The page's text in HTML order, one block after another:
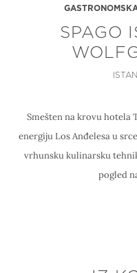
SPAGO
Smešten na krovu hotela
energiju Los Anđelesa u
vrhunsku kulinarsku
pogled